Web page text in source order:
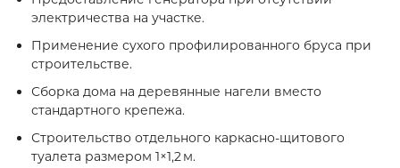
электричества на участке.
Применение сухого профилированного бруса при
строительстве.
Сборка дома на деревянные нагели вместо
стандартного крепежа.
Строительство отдельного каркасно‑щитового
туалета размером 1×1,2 м.